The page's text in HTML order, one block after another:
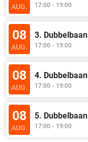
AUG. 17:00 - 19:00
08
AUG.
3. Dubbelbaan
17:00 - 19:00
08
AUG.
4. Dubbelbaan
17:00 - 19:00
08
AUG.
5. Dubbelbaan
17:00 - 19:00